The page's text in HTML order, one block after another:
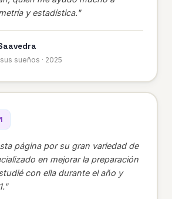
y estadística."
sueños · 2025
página por su gran variedad de
en mejorar la preparación
con ella durante el año y